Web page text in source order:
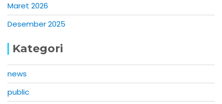
Maret 2026
Desember 2025
Kategori
news
public